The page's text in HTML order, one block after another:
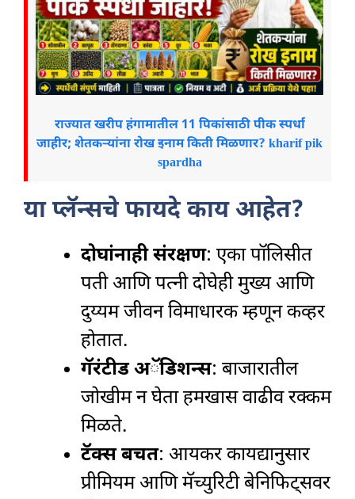
राज्यात खरीप हंगामातील 11 पिकांसाठी पीक स्पर्धा
जाहीर; शेतकऱ्यांना रोख इनाम किती मिळणार? kharif pik
spardha
या प्लॅन्सचे फायदे काय आहेत?
दोघांनाही संरक्षण: एका पॉलिसीत
पती आणि पत्नी दोघेही मुख्य आणि
दुय्यम जीवन विमाधारक म्हणून कव्हर
होतात.
गॅरंटीड अॅडिशन्स: बाजारातील
जोखीम न घेता हमखास वाढीव रक्कम
मिळते.
टॅक्स बचत: आयकर कायद्यानुसार
प्रीमियम आणि मॅच्युरिटी बेनिफिट्सवर